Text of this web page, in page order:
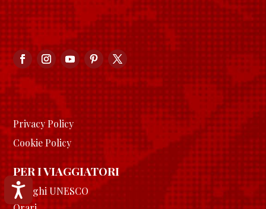
Accessibilità
Privacy Policy
Cookie Policy
PER I VIAGGIATORI
I luoghi UNESCO